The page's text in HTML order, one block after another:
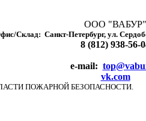
ООО "ВАБУР"
Склад: Санкт-Петербург, ул.
8 (812) 938-56-
e-mail:
vk.com
ПОЖАРНОЙ БЕЗОПАСНОСТИ.